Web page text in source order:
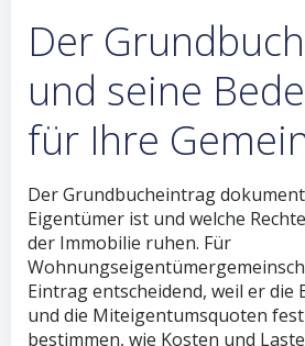
Der
und seine
für Ihre
Der Grundbucheintrag
Eigentümer ist und welche
der Immobilie ruhen. Für
Eintrag entscheidend, weil er die
und die Miteigentumsquoten
bestimmen, wie Kosten und